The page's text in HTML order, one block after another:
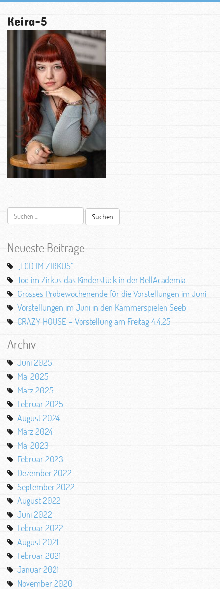
Keira-5
Suchen
nach:
Neueste Beiträge
„TOD IM ZIRKUS“
Tod im Zirkus das Kinderstück in der BellAcademia
Grosses Probewochenende für die Vorstellungen im Juni
Vorstellungen im Juni in den Kammerspielen Seeb
CRAZY HOUSE – Vorstellung am Freitag 4.4.25
Archiv
Juni 2025
Mai 2025
März 2025
Februar 2025
August 2024
März 2024
Mai 2023
Februar 2023
Dezember 2022
September 2022
August 2022
Juni 2022
Februar 2022
August 2021
Februar 2021
Januar 2021
November 2020